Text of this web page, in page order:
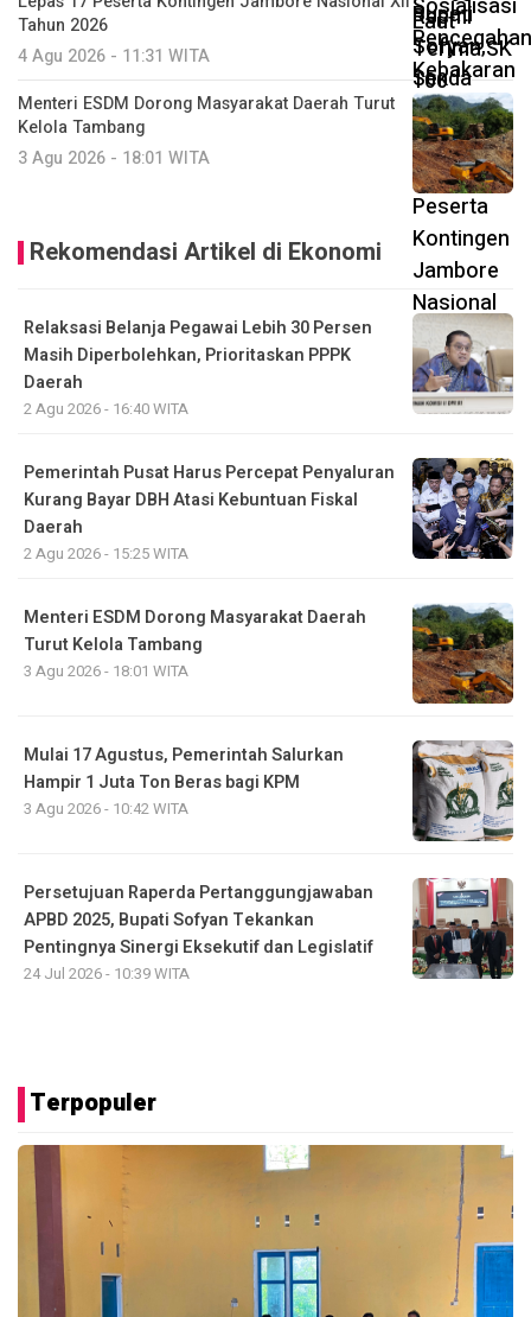
Tahun 2026
4 Agu 2026 - 11:31 WITA
Menteri ESDM Dorong Masyarakat Daerah Turut
Kelola Tambang
3 Agu 2026 - 18:01 WITA
Rekomendasi Artikel di Ekonomi
Relaksasi Belanja Pegawai Lebih 30 Persen
Masih Diperbolehkan, Prioritaskan PPPK
Daerah
2 Agu 2026 - 16:40 WITA
Pemerintah Pusat Harus Percepat Penyaluran
Kurang Bayar DBH Atasi Kebuntuan Fiskal
Daerah
2 Agu 2026 - 15:25 WITA
Menteri ESDM Dorong Masyarakat Daerah
Turut Kelola Tambang
3 Agu 2026 - 18:01 WITA
Mulai 17 Agustus, Pemerintah Salurkan
Hampir 1 Juta Ton Beras bagi KPM
3 Agu 2026 - 10:42 WITA
Persetujuan Raperda Pertanggungjawaban
APBD 2025, Bupati Sofyan Tekankan
Pentingnya Sinergi Eksekutif dan Legislatif
24 Jul 2026 - 10:39 WITA
Terpopuler